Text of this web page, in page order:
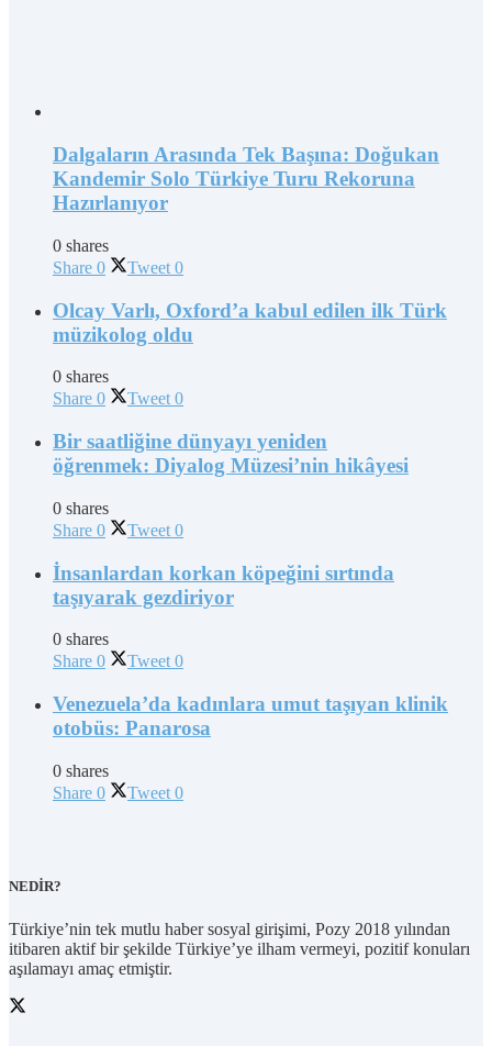
Dalgaların Arasında Tek Başına: Doğukan
Kandemir Solo Türkiye Turu Rekoruna
Hazırlanıyor
0 shares
Share 0 Tweet 0
Olcay Varlı, Oxford’a kabul edilen ilk Türk
müzikolog oldu
0 shares
Share 0 Tweet 0
Bir saatliğine dünyayı yeniden
öğrenmek: Diyalog Müzesi’nin hikâyesi
0 shares
Share 0 Tweet 0
İnsanlardan korkan köpeğini sırtında
taşıyarak gezdiriyor
0 shares
Share 0 Tweet 0
Venezuela’da kadınlara umut taşıyan klinik
otobüs: Panarosa
0 shares
Share 0 Tweet 0
NEDİR?
Türkiye’nin tek mutlu haber sosyal girişimi, Pozy 2018 yılından
itibaren aktif bir şekilde Türkiye’ye ilham vermeyi, pozitif konuları
aşılamayı amaç etmiştir.